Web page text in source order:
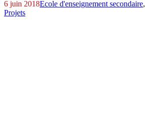
6 juin 2018Ecole d'enseignement secondaire,
Projets